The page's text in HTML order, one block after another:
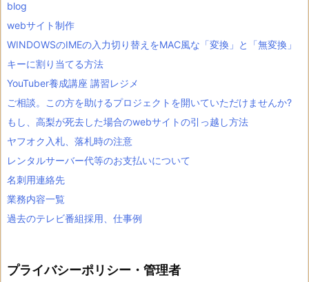
blog
webサイト制作
WINDOWSのIMEの入力切り替えをMAC風な「変換」と「無変換」
キーに割り当てる方法
YouTuber養成講座 講習レジメ
ご相談。この方を助けるプロジェクトを開いていただけませんか?
もし、高梨が死去した場合のwebサイトの引っ越し方法
ヤフオク入札、落札時の注意
レンタルサーバー代等のお支払いについて
名刺用連絡先
業務内容一覧
過去のテレビ番組採用、仕事例
プライバシーポリシー・管理者